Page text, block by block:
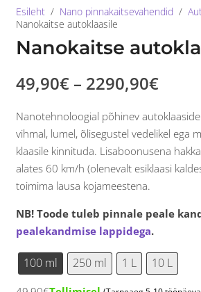
Esileht / Nano pinnakaitsevahendid /
Nanokaitse autoklaasile
Nanokaitse
49,90€ – 2290,90€Price
Nanotehnoloogial põhinev
vihmal, lumel, õlisegustel vedelikel ega
klaasile kinnituda. Lisaboonusena
alates 60 km/h (olenevalt esiklaasi
toimima lausa kojameestena.
NB! Toode tuleb pinnale peale
pealekandmise lappidega.
100 ml 250 ml 1 L 10 L